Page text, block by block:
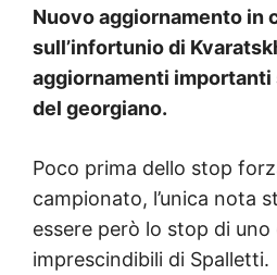
Nuovo aggiornamento in
sull’infortunio di
aggiornamenti
del georgiano.
Poco prima dello stop
campionato, l’unica nota
essere però lo stop di
imprescindibili di Spalletti.